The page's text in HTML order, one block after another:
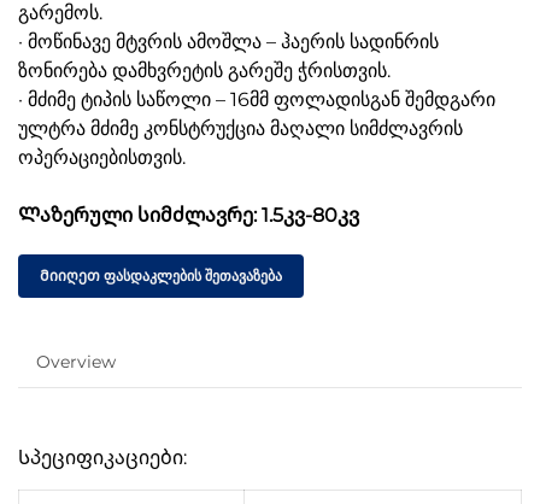
გარემოს.
· მოწინავე მტვრის ამოშლა – ჰაერის სადინრის
ზონირება დამხვრეტის გარეშე ჭრისთვის.
· მძიმე ტიპის საწოლი – 16მმ ფოლადისგან შემდგარი
ულტრა მძიმე კონსტრუქცია მაღალი სიმძლავრის
ოპერაციებისთვის.
Ლაზერული სიმძლავრე: 1.5კვ-80კვ
Მიიღეთ ფასდაკლების შეთავაზება
Overview
Სპეციფიკაციები: